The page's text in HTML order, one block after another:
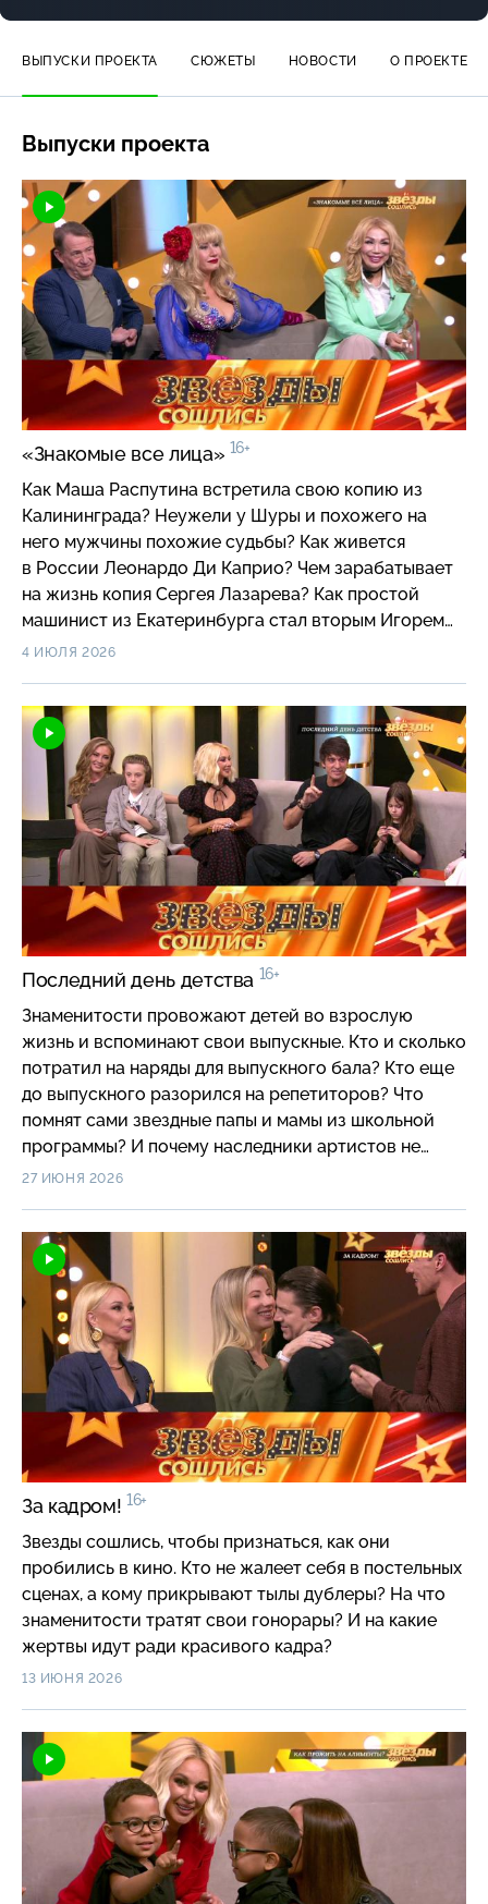
ВЫПУСКИ ПРОЕКТА СЮЖЕТЫ НОВОСТИ О ПРОЕКТЕ
Выпуски проекта
«Знакомые все лица» 16+
Как Маша Распутина встретила свою копию из
Калининграда? Неужели у Шуры и похожего на
него мужчины похожие судьбы? Как живется
в России Леонардо Ди Каприо? Чем зарабатывает
на жизнь копия Сергея Лазарева? Как простой
машинист из Екатеринбурга стал вторым Игорем
Николаевым? Что общего у актера Марата
в кино?
4 ИЮЛЯ 2026
Последний день детства 16+
Знаменитости провожают детей во взрослую
жизнь и вспоминают свои выпускные. Кто и сколько
потратил на наряды для выпускного бала? Кто еще
до выпускного разорился на репетиторов? Что
помнят сами звездные папы и мамы из школьной
программы? И почему наследники артистов не
спешат идти по стопам родителей?
27 ИЮНЯ 2026
За кадром! 16+
Звезды сошлись, чтобы признаться, как они
пробились в кино. Кто не жалеет себя в постельных
сценах, а кому прикрывают тылы дублеры? На что
знаменитости тратят свои гонорары? И на какие
жертвы идут ради красивого кадра?
13 ИЮНЯ 2026